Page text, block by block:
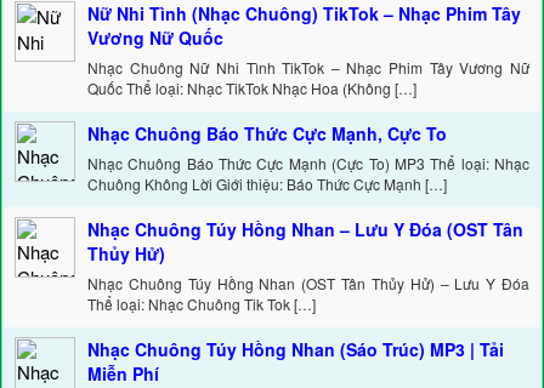
Nữ Nhi Tình (Nhạc Chuông) TikTok – Nhạc Phim Tây
Vương Nữ Quốc
Nhạc Chuông Nữ Nhi Tình TikTok – Nhạc Phim Tây Vương Nữ
Quốc Thể loại: Nhạc TikTok Nhạc Hoa (Không […]
Nhạc Chuông Báo Thức Cực Mạnh, Cực To
Nhạc Chuông Báo Thức Cực Mạnh (Cực To) MP3 Thể loại: Nhạc
Chuông Không Lời Giới thiệu: Báo Thức Cực Mạnh […]
Nhạc Chuông Túy Hồng Nhan – Lưu Y Đóa (OST Tân
Thủy Hử)
Nhạc Chuông Túy Hồng Nhan (OST Tân Thủy Hử) – Lưu Y Đóa
Thể loại: Nhạc Chuông Tik Tok […]
Nhạc Chuông Túy Hồng Nhan (Sáo Trúc) MP3 | Tải
Miễn Phí